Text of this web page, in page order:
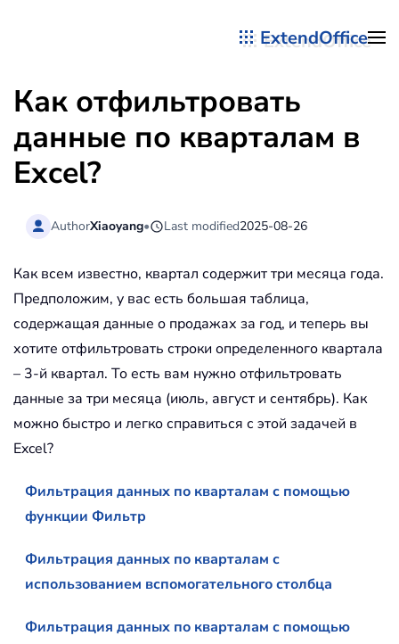
ExtendOffice
Как отфильтровать
данные по кварталам в
Excel?
AuthorXiaoyang• Last modified2025-08-26
Как всем известно, квартал содержит три месяца года.
Предположим, у вас есть большая таблица,
содержащая данные о продажах за год, и теперь вы
хотите отфильтровать строки определенного квартала
– 3-й квартал. То есть вам нужно отфильтровать
данные за три месяца (июль, август и сентябрь). Как
можно быстро и легко справиться с этой задачей в
Excel?
Фильтрация данных по кварталам с помощью
функции Фильтр
Фильтрация данных по кварталам с
использованием вспомогательного столбца
Фильтрация данных по кварталам с помощью